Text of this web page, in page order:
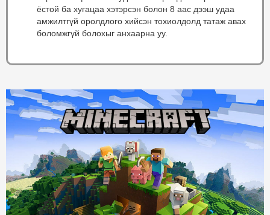
ёстой ба хугацаа хэтэрсэн болон 8 аас дээш удаа
амжилтгүй оролдлого хийсэн тохиолдолд татаж авах
боломжгүй болохыг анхаарна уу.